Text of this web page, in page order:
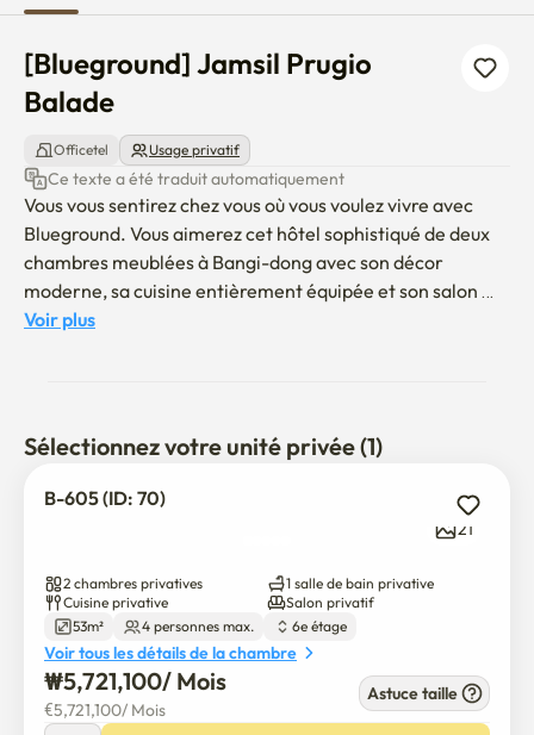
[Blueground] Jamsil Prugio
Balade
Officetel Usage privatif
Ce texte a été traduit automatiquement
Vous vous sentirez chez vous où vous voulez vivre avec
Blueground. Vous aimerez cet hôtel sophistiqué de deux
chambres meublées à Bangi-dong avec son décor
moderne, sa cuisine entièrement équipée et son salon
confortable avec une vue magnifique. Idéalement situé,
Ce logement Blueground offre des options de location
flexibles, vous permettant de le réserver pour un mois, un
an ou plus.
Nous sommes très fiers de veiller à ce que chaque photo
meubles. Cela dit, nous rafraîchissons régulièrement
notre décor et notre mobilier, qui peuvent différer de ce
qui est représenté.
Le stationnement n'est disponible que pour les résidents
inscrits, et l'inscription préalable est requise. Certains
Voir plus
Sélectionnez votre unité privée (1)
B-605 (ID: 70)
21
2 chambres privatives
1 salle de bain privative
Cuisine privative
Salon privatif
53m²
4 personnes max. 6e étage
Voir tous les détails de la chambre
₩5,721,100/ Mois
€5,721,100/ Mois
Astuce taille